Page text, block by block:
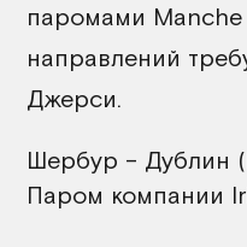
паромами Manche
направлений
Джерси.
Шербур – Дублин
Паром компании